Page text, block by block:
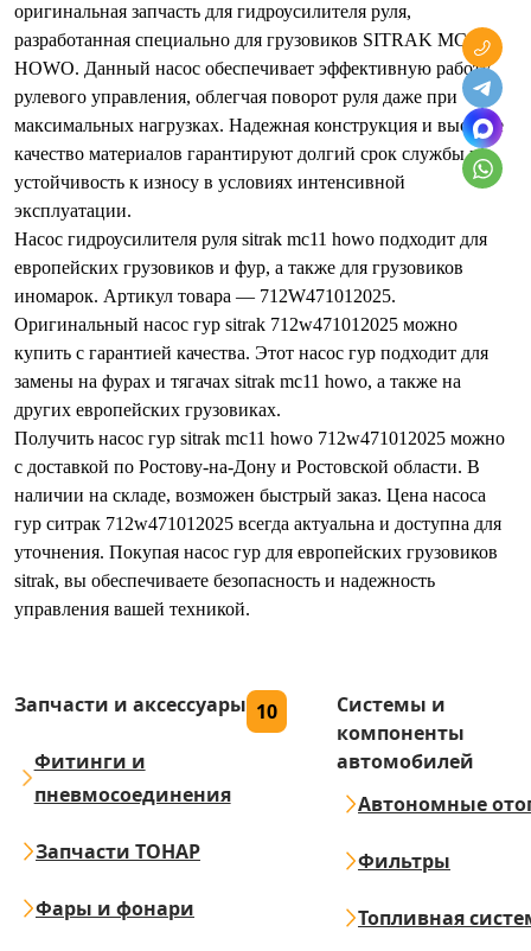
оригинальная запчасть для гидроусилителя руля,
разработанная специально для грузовиков SITRAK MC11 и
HOWO. Данный насос обеспечивает эффективную работу
рулевого управления, облегчая поворот руля даже при
максимальных нагрузках. Надежная конструкция и высокое
качество материалов гарантируют долгий срок службы и
устойчивость к износу в условиях интенсивной
эксплуатации.
Насос гидроусилителя руля sitrak mc11 howo подходит для
европейских грузовиков и фур, а также для грузовиков
иномарок. Артикул товара — 712W471012025.
Оригинальный насос гур sitrak 712w471012025 можно
купить с гарантией качества. Этот насос гур подходит для
замены на фурах и тягачах sitrak mc11 howo, а также на
других европейских грузовиках.
Получить насос гур sitrak mc11 howo 712w471012025 можно
с доставкой по Ростову-на-Дону и Ростовской области. В
наличии на складе, возможен быстрый заказ. Цена насоса
гур ситрак 712w471012025 всегда актуальна и доступна для
уточнения. Покупая насос гур для европейских грузовиков
sitrak, вы обеспечиваете безопасность и надежность
управления вашей техникой.
Запчасти и аксессуары 10
Фитинги и
пневмосоединения
Запчасти ТОНАР
Фары и фонари
Системы и
компоненты
автомобилей
Автономные
Фильтры
Топливная